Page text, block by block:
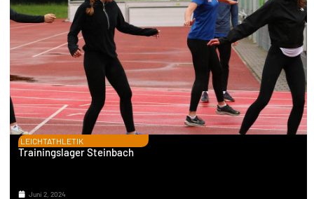
LEICHTATHLETIK
Trainingslager Steinbach
Juni 2, 2024